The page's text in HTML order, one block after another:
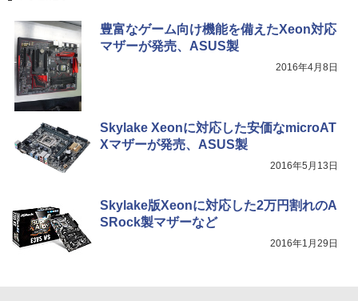
豊富なゲーム向け機能を備えたXeon対応
マザーが発売、ASUS製
2016年4月8日
Skylake Xeonに対応した安価なmicroAT
Xマザーが発売、ASUS製
2016年5月13日
Skylake版Xeonに対応した2万円割れのA
SRock製マザーなど
2016年1月29日